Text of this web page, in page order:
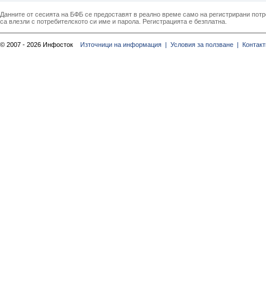
Данните от сесията на БФБ се предоставят в реално време само на регистрирани
са влезли с потребителското си име и парола. Регистрацията е безплатна.
© 2007 - 2026 Инфосток Източници на информация | Условия за ползване |